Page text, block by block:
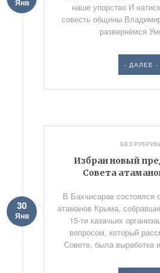
Янв
наше упорство И
совесть общины
развернёмся
- ДАЛЕЕ -
БЕЗ
Избран новый
Совета
30
Янв
В Бахчисарае состоялся
атаманов Крыма,
15-ти казачьих
вопросом, который
Совете, была выработка